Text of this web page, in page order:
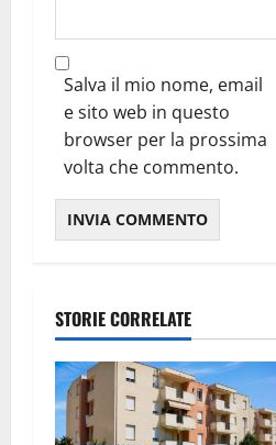
Salva il mio nome, email
e sito web in questo
browser per la prossima
volta che commento.
STORIE CORRELATE